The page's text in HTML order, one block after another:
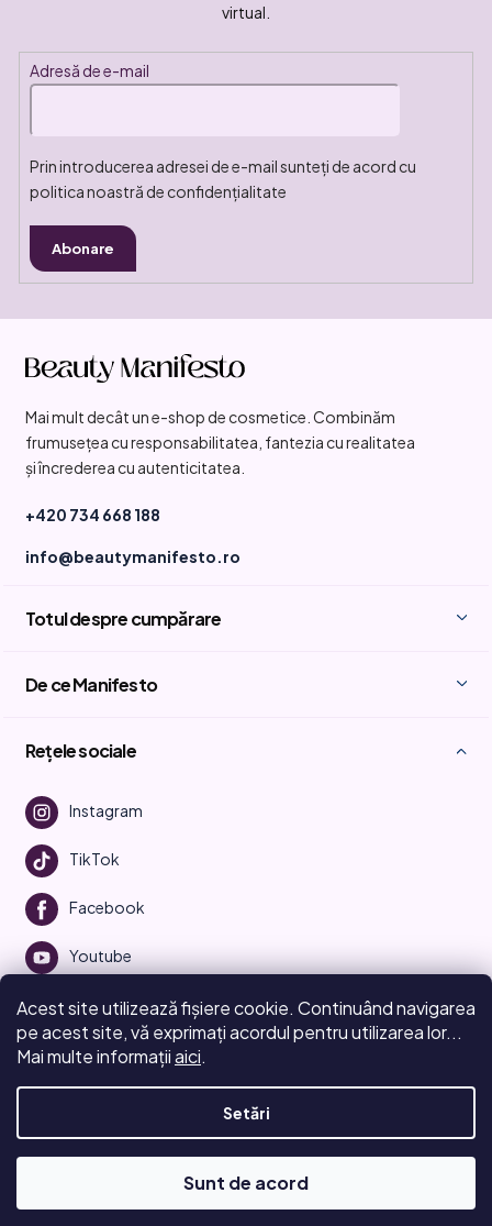
Acest site utilizează fișiere cookie. Continuând navigarea
pe acest site, vă exprimați acordul pentru utilizarea lor...
Mai multe informațiiaici.
Setări
Sunt de acord
virtual.
Adresă de e-mail
Prin introducerea adresei de e-mail sunteți de acord cu
politica noastră de confidențialitate
Abonare
Mai mult decât un e-shop de cosmetice. Combinăm
frumusețea cu responsabilitatea, fantezia cu realitatea
și încrederea cu autenticitatea.
+420 734 668 188
info@beautymanifesto.ro
Totul despre cumpărare
De ce Manifesto
Rețele sociale
Instagram
TikTok
Facebook
Youtube
Creat de Shoptet
Drepturi de autor 2026Beauty Manifesto. Toate drepturile